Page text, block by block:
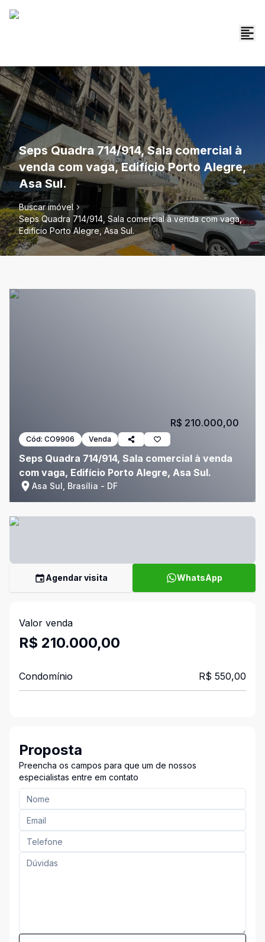
Seps Quadra 714/914, Sala comercial à
venda com vaga, Edifício Porto Alegre,
Asa Sul.
Buscar imóvel
Seps Quadra 714/914, Sala comercial à venda com vaga,
Edifício Porto Alegre, Asa Sul.
Cód: CO9906 Venda
Seps Quadra 714/914, Sala comercial à venda
com vaga, Edifício Porto Alegre, Asa Sul.
Asa Sul, Brasília - DF
R$ 210.000,00
Agendar visita WhatsApp
Valor venda
R$ 210.000,00
Condomínio R$ 550,00
Proposta
Preencha os campos para que um de nossos
especialistas entre em contato